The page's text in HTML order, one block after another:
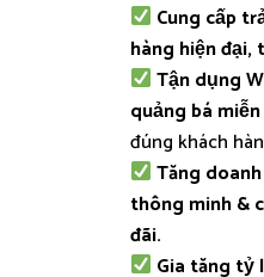
Cung cấp
hàng hiện đại,
Tận dụng
quảng bá
đúng khách
Tăng
thông minh &
đãi.
Gia tăng tỷ